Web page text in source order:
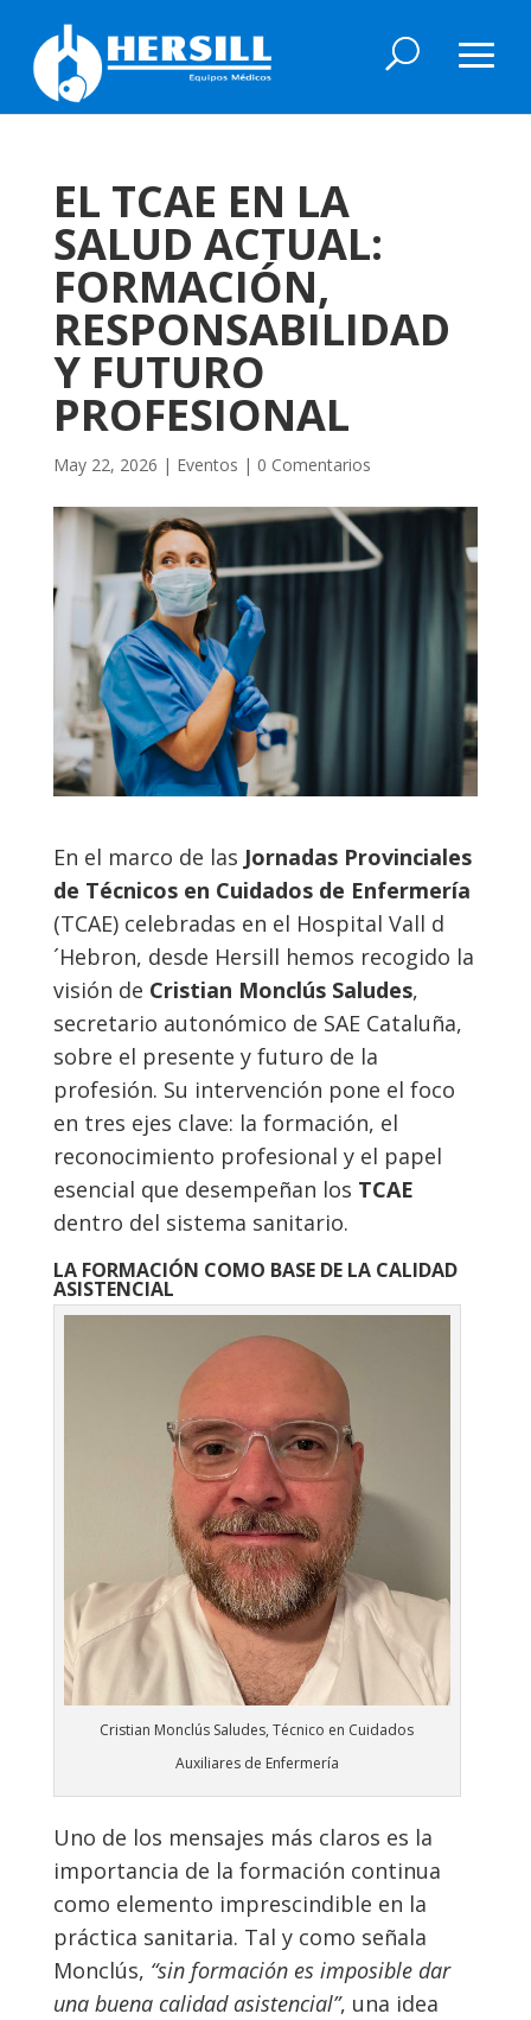
EL TCAE EN LA
SALUD ACTUAL:
FORMACIÓN,
RESPONSABILIDAD
Y FUTURO
PROFESIONAL
May 22, 2026 | Eventos | 0 Comentarios
En el marco de las Jornadas Provinciales
de Técnicos en Cuidados de Enfermería
(TCAE) celebradas en el Hospital Vall d
´Hebron, desde Hersill hemos recogido la
visión de Cristian Monclús Saludes,
secretario autonómico de SAE Cataluña,
sobre el presente y futuro de la
profesión. Su intervención pone el foco
en tres ejes clave: la formación, el
reconocimiento profesional y el papel
esencial que desempeñan los TCAE
dentro del sistema sanitario.
LA FORMACIÓN COMO BASE DE LA CALIDAD
ASISTENCIAL
Cristian Monclús Saludes, Técnico en Cuidados
Auxiliares de Enfermería
Uno de los mensajes más claros es la
importancia de la formación continua
como elemento imprescindible en la
práctica sanitaria. Tal y como señala
Monclús, “sin formación es imposible dar
una buena calidad asistencial”, una idea